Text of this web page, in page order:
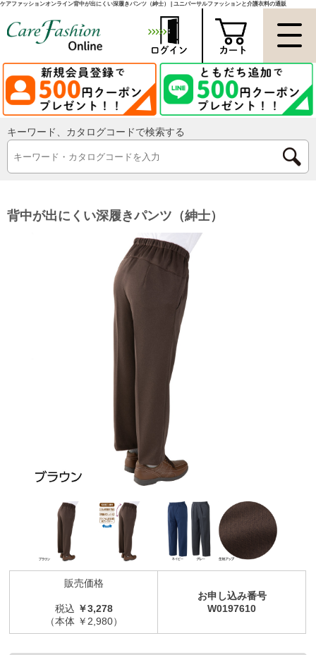
ケアファッションオンライン背中が出にくい深履きパンツ（紳士） | ユニバーサルファッションと介護衣料の通販
キーワード、カタログコードで検索する
背中が出にくい深履きパンツ（紳士）
販売価格
税込 ￥3,278
（本体 ￥2,980）
お申し込み番号
W0197610